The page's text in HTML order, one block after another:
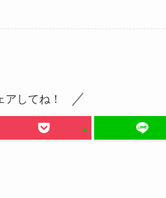
アしてね！